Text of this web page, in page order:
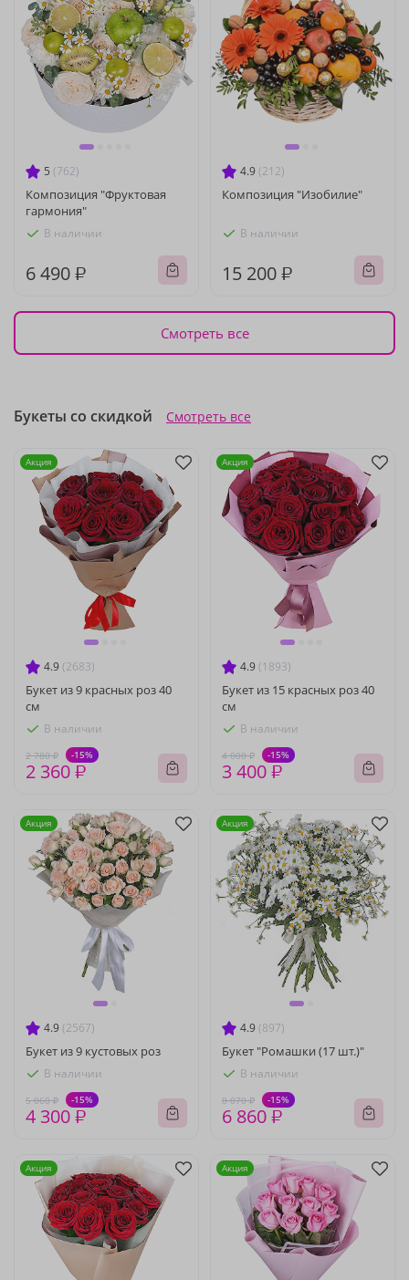
5 (762)
Композиция "Фруктовая
гармония"
В наличии
6 490 ₽
4.9 (212)
Композиция "Изобилие"
В наличии
15 200 ₽
Смотреть все
Букеты со скидкой Смотреть все
4.9 (2683)
Букет из 9 красных роз 40
см
В наличии
2 780 ₽ -15%
2 360 ₽
Акция
4.9 (1893)
Букет из 15 красных роз 40
см
В наличии
4 000 ₽ -15%
3 400 ₽
Акция
4.9 (2567)
Букет из 9 кустовых роз
В наличии
5 060 ₽ -15%
4 300 ₽
Акция
4.9 (897)
Букет "Ромашки (17 шт.)"
В наличии
8 070 ₽ -15%
6 860 ₽
Акция
Акция Акция